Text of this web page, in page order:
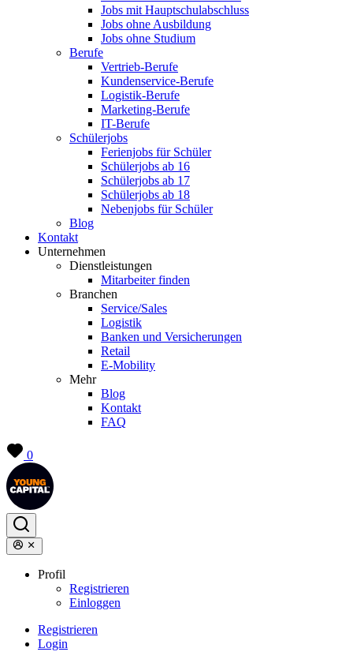
Jobs mit Hauptschulabschluss
Jobs ohne Ausbildung
Jobs ohne Studium
Berufe
Vertrieb-Berufe
Kundenservice-Berufe
Logistik-Berufe
Marketing-Berufe
IT-Berufe
Schülerjobs
Ferienjobs für Schüler
Schülerjobs ab 16
Schülerjobs ab 17
Schülerjobs ab 18
Nebenjobs für Schüler
Blog
Kontakt
Unternehmen
Dienstleistungen
Mitarbeiter finden
Branchen
Service/Sales
Logistik
Banken und Versicherungen
Retail
E-Mobility
Mehr
Blog
Kontakt
FAQ
0
Profil
Registrieren
Einloggen
Registrieren
Login